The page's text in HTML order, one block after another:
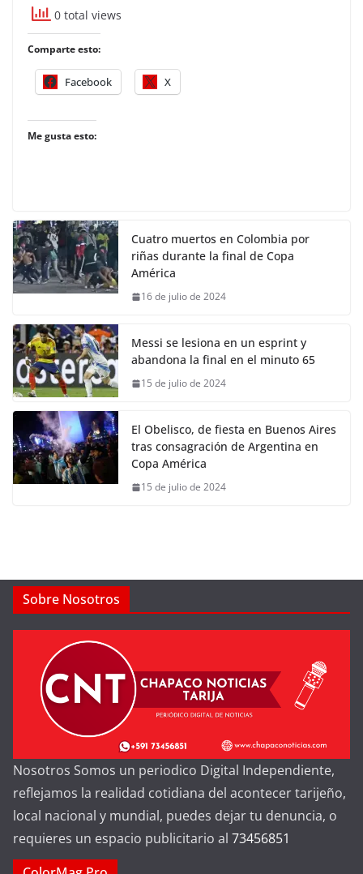
0 total views
Comparte esto:
Facebook X
Me gusta esto:
Cuatro muertos en Colombia por
riñas durante la final de Copa
América
16 de julio de 2024
Messi se lesiona en un esprint y
abandona la final en el minuto 65
15 de julio de 2024
El Obelisco, de fiesta en Buenos Aires
tras consagración de Argentina en
Copa América
15 de julio de 2024
Sobre Nosotros
Nosotros Somos un periodico Digital Independiente,
reflejamos la realidad cotidiana del acontecer tarijeño,
local nacional y mundial, puedes dejar tu denuncia, o
requieres un espacio publicitario al 73456851